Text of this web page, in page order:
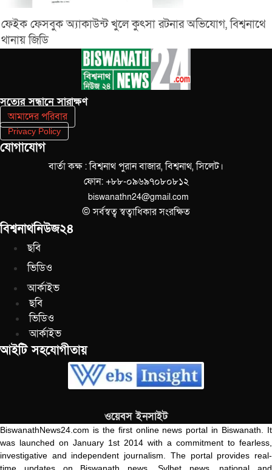
ফেইক ফেসবুক অ্যাকাউন্ট খুলে কুৎসা রটনার অভিযোগ, বিশ্বনাথে
থানায় জিডি
সত‌্যের সন্ধানে সারাক্ষণ
আমাদের পরিবার
Privacy Policy
যোগাযোগ
বার্তা কক্ষ : বিশ্বনাথ পুরান বাজার, বিশ্বনাথ, সিলেট।
ফোন: +৮৮-০৯৬৯৭০৮০৮১২
biswanathn24@gmail.com
© সর্বস্বত্ব স্বত্বাধিকার সংরক্ষিত
বিশ্বনাথনিউজ২৪
ছবি
ভিডিও
আর্কাইভ
ছবি
ভিডিও
আর্কাইভ
আইটি সহযোগীতায়
ওয়েবস ইনসাইট
BiswanathNews24.com is the first online news portal in Biswanath. It
was launched on January 1st 2014 with a commitment to fearless,
investigative and independent journalism. The portal provides real-